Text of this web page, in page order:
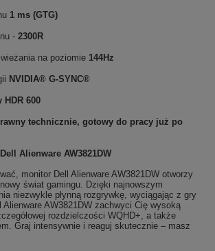
1 ms (GTG)
- 2300R
na poziomie 144Hz
NVIDIA® G-SYNC®
HDR 600
technicznie, gotowy do pracy już po
Alienware AW3821DW
monitor Dell Alienware AW3821DW otworzy
świat gamingu. Dzięki najnowszym
niezwykle płynną rozgrywkę, wyciągając z gry
AW3821DW zachwyci Cię wysoką
rozdzielczości WQHD+, a także
Graj intensywnie i reaguj skutecznie – masz